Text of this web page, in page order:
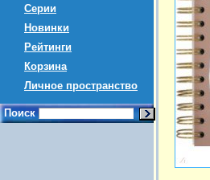
Серии
Новинки
Рейтинги
Корзина
Личное пространство
Поиск